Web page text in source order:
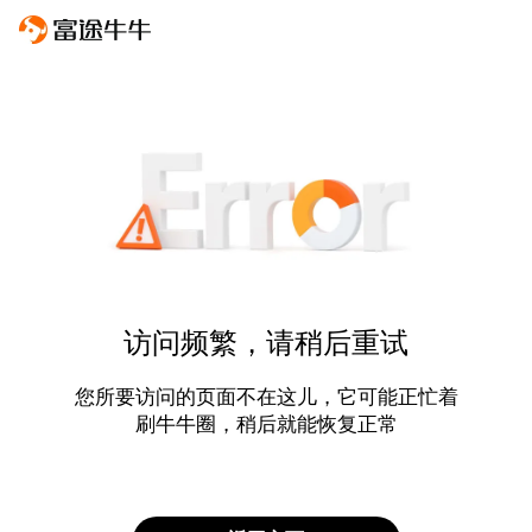
访问频繁，请稍后重试
您所要访问的页面不在这儿，它可能正忙着
刷牛牛圈，稍后就能恢复正常